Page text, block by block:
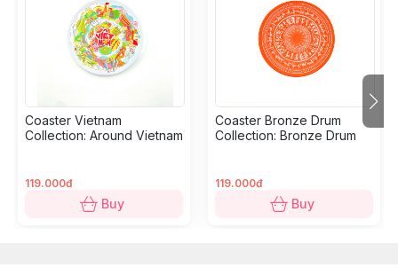
Collection:Four Sacred Guardians (Tứ Linh).
Ceramic.
Exclusivity: Limited Edition, sold only at Dinh Design
BST "Tứ Linh"tái hiện những sinh vật thần thoại được
Coaster Vietnam
Collection: Around Vietnam
119.000đ
Buy
Coaster Bronze Drum
Collection: Bronze Drum
119.000đ
Buy